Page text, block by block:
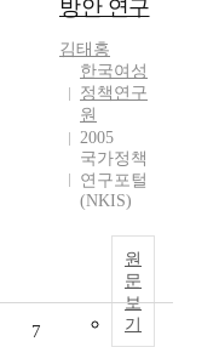
방안 연구
김태홍
한국여성
정책연구
원
2005
국가정책
연구포털
(NKIS)
원
문
보
기
7